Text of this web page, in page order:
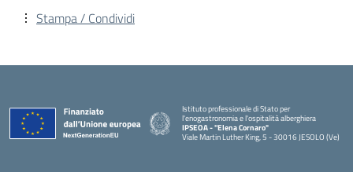
Stampa / Condividi
Istituto professionale di Stato per
l'enogastronomia e l'ospitalità alberghiera
IPSEOA - ''Elena Cornaro"
Viale Martin Luther King, 5 - 30016 JESOLO (Ve)
— Visita la pagina iniziale della scuola